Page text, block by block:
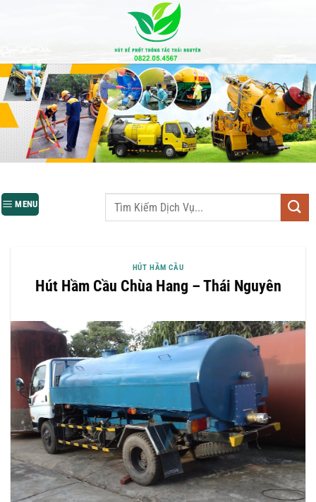
dung
MENU
HÚT HẦM CẦU
Hút Hầm Cầu Chùa Hang – Thái Nguyên